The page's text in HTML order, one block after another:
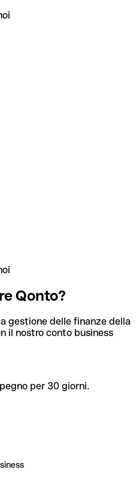
Qonto?
gestione delle finanze della
il nostro conto business
per 30 giorni.